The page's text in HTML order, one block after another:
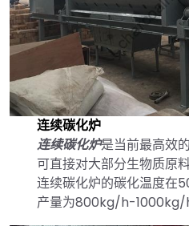
连续碳化炉
连续碳化炉是当前最高效
可直接对大部分生物质原
连续碳化炉的碳化温度在
产量为800kg/h-1000kg/h